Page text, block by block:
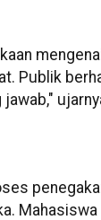
Publik
Mahasiswa